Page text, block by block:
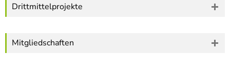
Drittmittelprojekte
Mitgliedschaften